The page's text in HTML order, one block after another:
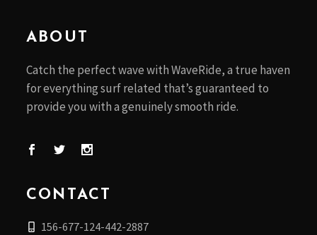
ABOUT
Catch the perfect wave with WaveRide, a true haven
for everything surf related that’s guaranteed to
provide you with a genuinely smooth ride.
CONTACT
156-677-124-442-2887